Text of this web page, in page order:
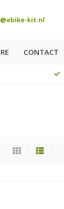
kit.nl
CONTACT